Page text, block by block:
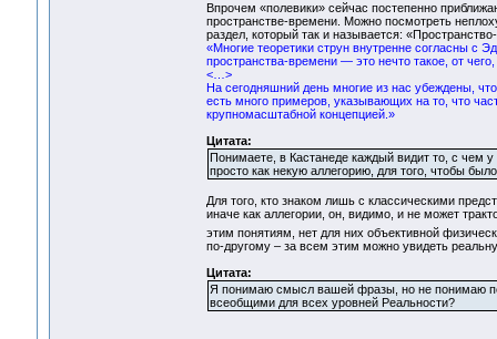
Впрочем «полевики» сейчас постепенно
пространстве-времени. Можно посмотреть
раздел, который так и называется:
«Многие теоретики струн внутренне согласны с
пространства-времени — это нечто такое, от
<…>
На сегодняшний день многие из нас убеждены,
есть много примеров, указывающих на то, что
крупномасштабной концепцией.»
Цитата:
Понимаете, в Кастанеде каждый видит то, с чем
просто как некую аллегорию, для того, чтобы
Для того, кто знаком лишь с классическими
иначе как аллегории, он, видимо, и не может
этим понятиям, нет для них объективной
по-другому – за всем этим можно увидеть
Цитата:
Я понимаю смысл вашей фразы, но не понимаю
всеобщими для всех уровней Реальности?